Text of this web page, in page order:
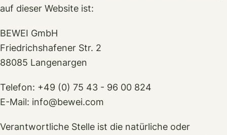
auf dieser Website ist:
BEWEI GmbH
Friedrichshafener Str. 2
88085 Langenargen
Telefon: +49 (0) 75 43 - 96 00 824
E-Mail: info@bewei.com
Verantwortliche Stelle ist die natürliche oder